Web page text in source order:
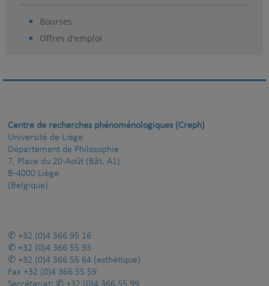
Bourses
Offres d'emploi
Centre de recherches phénoménologiques (Creph)
Université de Liège
Département de Philosophie
7, Place du 20-Août (Bât. A1)
B-4000 Liège
(Belgique)
+32 (0)4 366 95 16
+32 (0)4 366 55 93
+32 (0)4 366 55 64 (esthétique)
Fax +32 (0)4 366 55 59